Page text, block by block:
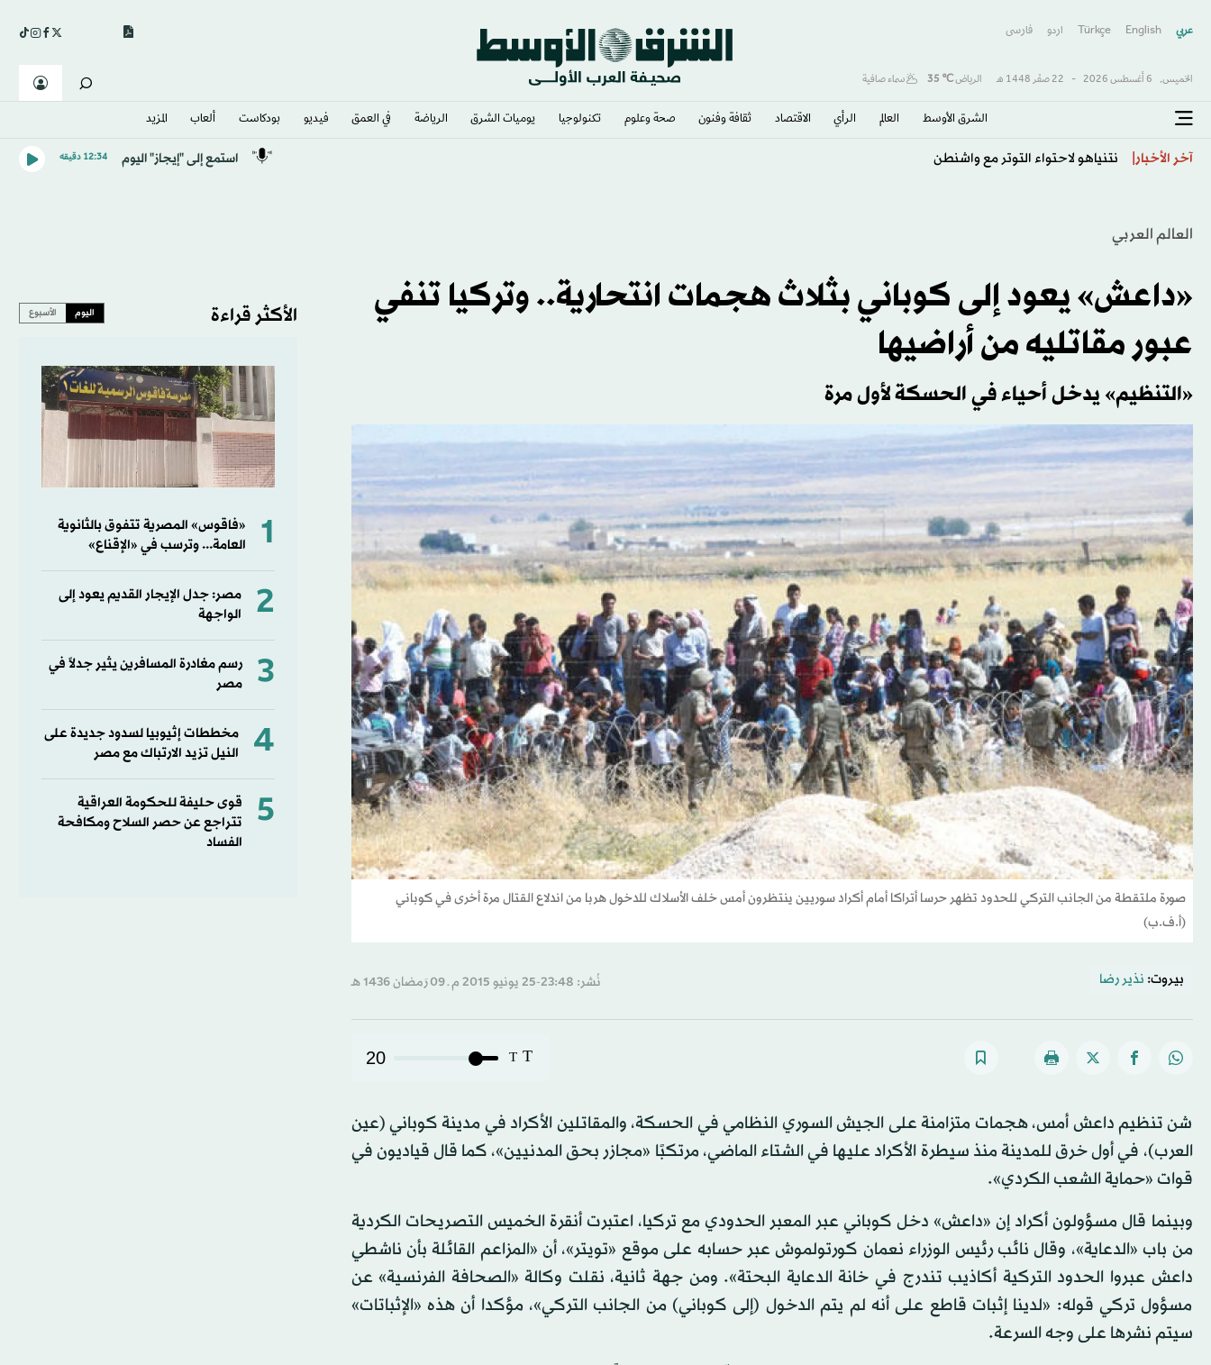
عربي English
Türkçe اردو فارسى
الخميس, 6 أغسطس 2026 - 22 صفَر 1448 هـ الرياض℃
35 سماء صافية
الشرق الأوسط​ العالم الرأي الاقتصاد ثقافة وفنون صحة وعلوم تكنولوجيا يوميات الشرق​ الرياضة في العمق فيديو بودكاست ألعاب المزيد
آخر الأخبار نيوم يفتح باب التفاوض مع اليوناني ماسوراس استمع إلى "إيجاز" اليوم 12:34 دقيقه
العالم العربي
«داعش» يعود إلى كوباني بثلاث هجمات انتحارية.. وتركيا تنفي
عبور مقاتليه من أراضيها
«التنظيم» يدخل أحياء في الحسكة لأول مرة
صورة ملتقطة من الجانب التركي للحدود تظهر حرسا أتراكا أمام أكراد سوريين ينتظرون أمس خلف الأسلاك للدخول هربا من اندلاع القتال مرة أخرى في كوباني
(أ.ف.ب)
بيروت: نذير رضا نُشر: 23:48-25 يونيو 2015 م ـ 09 رَمضان 1436 هـ
T
T
20
شن تنظيم داعش أمس، هجمات متزامنة على الجيش السوري النظامي في الحسكة، والمقاتلين الأكراد في مدينة كوباني (عين
العرب)، في أول خرق للمدينة منذ سيطرة الأكراد عليها في الشتاء الماضي، مرتكبًا «مجازر بحق المدنيين»، كما قال قياديون في
قوات «حماية الشعب الكردي».
وبينما قال مسؤولون أكراد إن «داعش» دخل كوباني عبر المعبر الحدودي مع تركيا، اعتبرت أنقرة الخميس التصريحات الكردية
من باب «الدعاية»، وقال نائب رئيس الوزراء نعمان كورتولموش عبر حسابه على موقع «تويتر»، أن «المزاعم القائلة بأن ناشطي
داعش عبروا الحدود التركية أكاذيب تندرج في خانة الدعاية البحتة». ومن جهة ثانية، نقلت وكالة «الصحافة الفرنسية» عن
مسؤول تركي قوله: «لدينا إثبات قاطع على أنه لم يتم الدخول (إلى كوباني) من الجانب التركي»، مؤكدا أن هذه «الإثباتات»
سيتم نشرها على وجه السرعة.
الأكثر قراءة اليوم الأسبوع
1
«فاقوس» المصرية تتفوق بالثانوية
العامة... وترسب في «الإقناع»
2
مصر: جدل الإيجار القديم يعود إلى
الواجهة
3
رسم مغادرة المسافرين يثير جدلاً في
مصر
4
مخططات إثيوبيا لسدود جديدة على
النيل تزيد الارتباك مع مصر
5
قوى حليفة للحكومة العراقية
تتراجع عن حصر السلاح ومكافحة
الفساد